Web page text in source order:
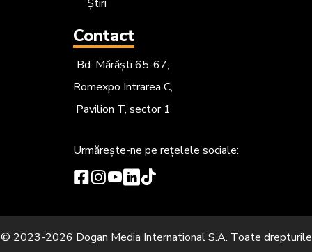
Știri
Contact
Bd. Mărăști 65-67,
Romexpo Intrarea C,
Pavilion T, sector 1
Urmărește-ne pe rețelele sociale:
© 2023-2026 Dogan Media International S.A. Toate drepturile